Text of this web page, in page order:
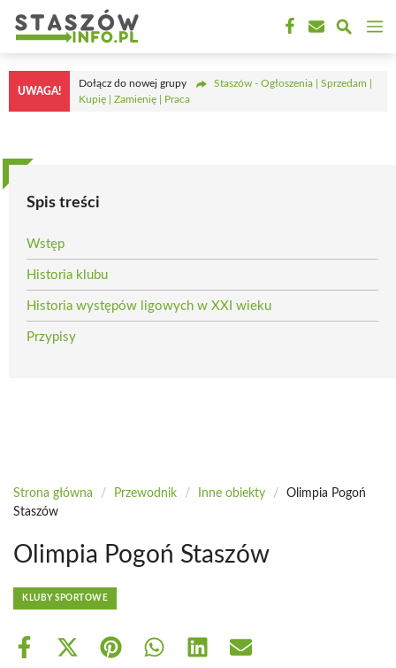
treści
UWAGA!
Dołącz do nowej grupy
Staszów - Ogłoszenia | Sprzedam |
Kupię | Zamienię | Praca
Spis treści
Wstęp
Historia klubu
Historia występów ligowych w XXI wieku
Przypisy
Strona główna / Przewodnik / Inne obiekty /
Olimpia Pogoń
Staszów
Olimpia Pogoń Staszów
KLUBY SPORTOWE
Share
Share Share Share Share Share